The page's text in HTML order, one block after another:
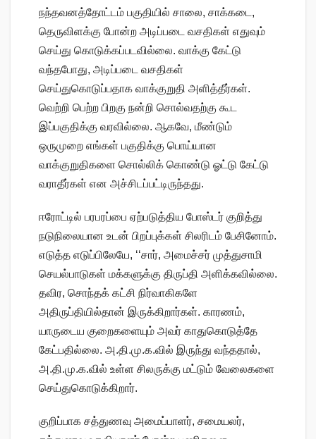
நந்தவனத்தோட்டம் பகுதியில் சாலை, சாக்கடை,
தெருவிளக்கு போன்ற அடிப்படை வசதிகள் எதுவும்
செய்து கொடுக்கப்படவில்லை. வாக்கு கேட்டு
வந்தபோது, அடிப்படை வசதிகள்
செய்துகொடுப்பதாக வாக்குறுதி அளித்தீர்கள்.
வெற்றி பெற்ற பிறகு நன்றி சொல்வதற்கு கூட
இப்பகுதிக்கு வரவில்லை. ஆகவே, மீண்டும்
ஒருமுறை எங்கள் பகுதிக்கு பொய்யான
வாக்குறுதிகளை சொல்லிக் கொண்டு ஓட்டு கேட்டு
வராதீர்கள் என அச்சிடப்பட்டிருந்தது.
ஈரோட்டில் பரபரப்பை ஏற்படுத்திய போஸ்டர் குறித்து
நடுநிலையான உடன் பிறப்புக்கள் சிலரிடம் பேசினோம்.
எடுத்த எடுப்பிலேயே, ‘‘சார், அமைச்சர் முத்துசாமி
செயல்பாடுகள் மக்களுக்கு திருப்தி அளிக்கவில்லை.
தவிர, சொந்தக் கட்சி நிர்வாகிகளே
அதிருப்தியில்தான் இருக்கிறார்கள். காரணம்,
யாருடைய குறைகளையும் அவர் காதுகொடுத்தே
கேட்பதில்லை. அ.தி.மு.க.வில் இருந்து வந்ததால்,
அ.தி.மு.க.வில் உள்ள சிலருக்கு மட்டும் வேலைகளை
செய்துகொடுக்கிறார்.
குறிப்பாக சத்துணவு அமைப்பாளர், சமையலர்,